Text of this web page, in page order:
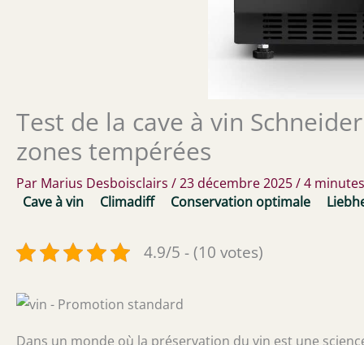
Test de la cave à vin
zones tempérées
Par Marius Desboisclairs /23 décembre 2025/4
Cave à vin
Climadiff Conservation optimale
4.9/5 - (10 votes)
Dans un monde où la préservation du vin est une